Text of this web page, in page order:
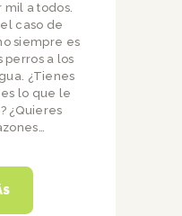
mil a todos.
caso de
siempre es
perros a los
¿Tienes
lo que le
¿Quieres